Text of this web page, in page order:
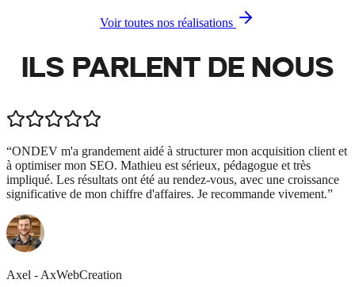
Voir toutes nos réalisations
ILS PARLENT DE NOUS
“ONDEV m'a grandement aidé à structurer mon acquisition client et
à optimiser mon SEO. Mathieu est sérieux, pédagogue et très
impliqué. Les résultats ont été au rendez-vous, avec une croissance
significative de mon chiffre d'affaires. Je recommande vivement.”
Axel - AxWebCreation